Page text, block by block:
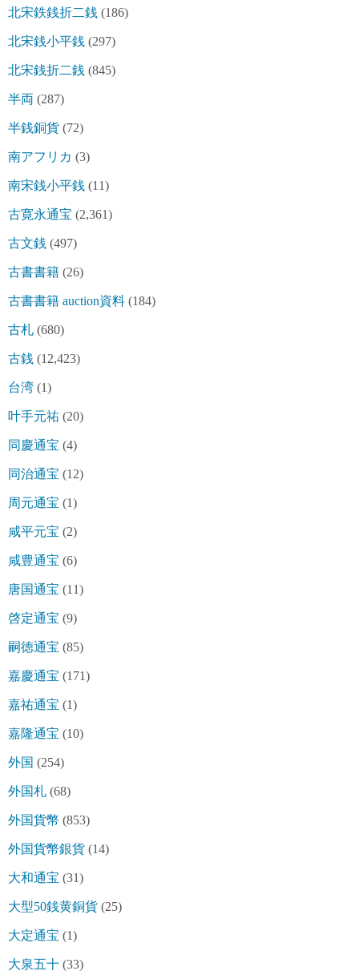
北宋鉄銭折二銭 (186)
北宋銭小平銭 (297)
北宋銭折二銭 (845)
半両 (287)
半銭銅貨 (72)
南アフリカ (3)
南宋銭小平銭 (11)
古寛永通宝 (2,361)
古文銭 (497)
古書書籍 (26)
古書書籍 auction資料 (184)
古札 (680)
古銭 (12,423)
台湾 (1)
叶手元祐 (20)
同慶通宝 (4)
同治通宝 (12)
周元通宝 (1)
咸平元宝 (2)
咸豊通宝 (6)
唐国通宝 (11)
啓定通宝 (9)
嗣徳通宝 (85)
嘉慶通宝 (171)
嘉祐通宝 (1)
嘉隆通宝 (10)
外国 (254)
外国札 (68)
外国貨幣 (853)
外国貨幣銀貨 (14)
大和通宝 (31)
大型50銭黄銅貨 (25)
大定通宝 (1)
大泉五十 (33)